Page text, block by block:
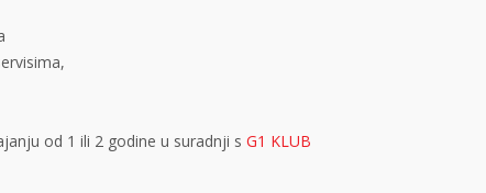
od 1 ili 2 godine u suradnji s G1 KLUB